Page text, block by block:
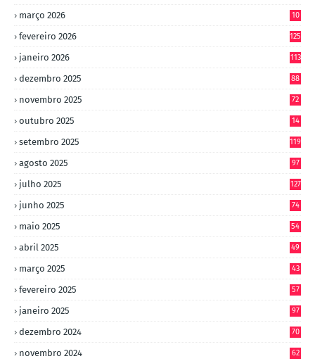
março 2026
10
fevereiro 2026 125
janeiro 2026 113
dezembro 2025 88
novembro 2025 72
outubro 2025
14
setembro 2025 119
agosto 2025 97
julho 2025 127
junho 2025 74
maio 2025 54
abril 2025 49
março 2025 43
fevereiro 2025 57
janeiro 2025 97
dezembro 2024 70
novembro 2024 62